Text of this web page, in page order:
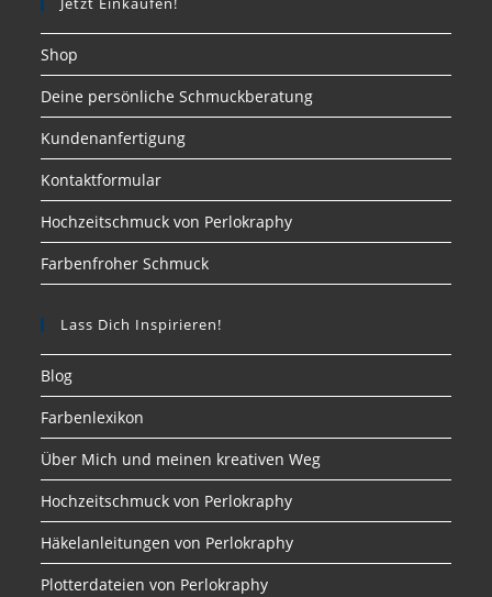
Shop
Deine persönliche Schmuckberatung
Kundenanfertigung
Kontaktformular
Hochzeitschmuck von Perlokraphy
Farbenfroher Schmuck
Lass Dich Inspirieren!
Blog
Farbenlexikon
Über Mich und meinen kreativen Weg
Hochzeitschmuck von Perlokraphy
Häkelanleitungen von Perlokraphy
Plotterdateien von Perlokraphy